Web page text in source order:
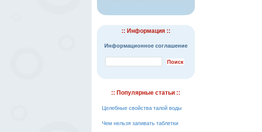
:: Информация ::
Информационное соглашение
:: Популярные статьи ::
Целебные свойства талой воды
Чем нельзя запивать таблетки